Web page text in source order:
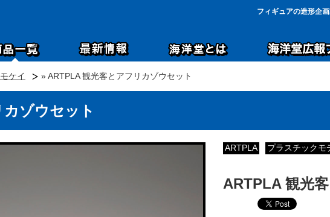
フィギュアの造形企
ケイ » ARTPLA 観光客とアフリカゾウセット
ゾウセット
ARTPLA プラスチックモ
ARTPLA 観光